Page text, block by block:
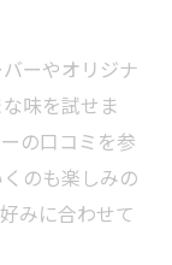
ーやオリジナ
味を試せま
の口コミを参
のも楽しみの
みに合わせて